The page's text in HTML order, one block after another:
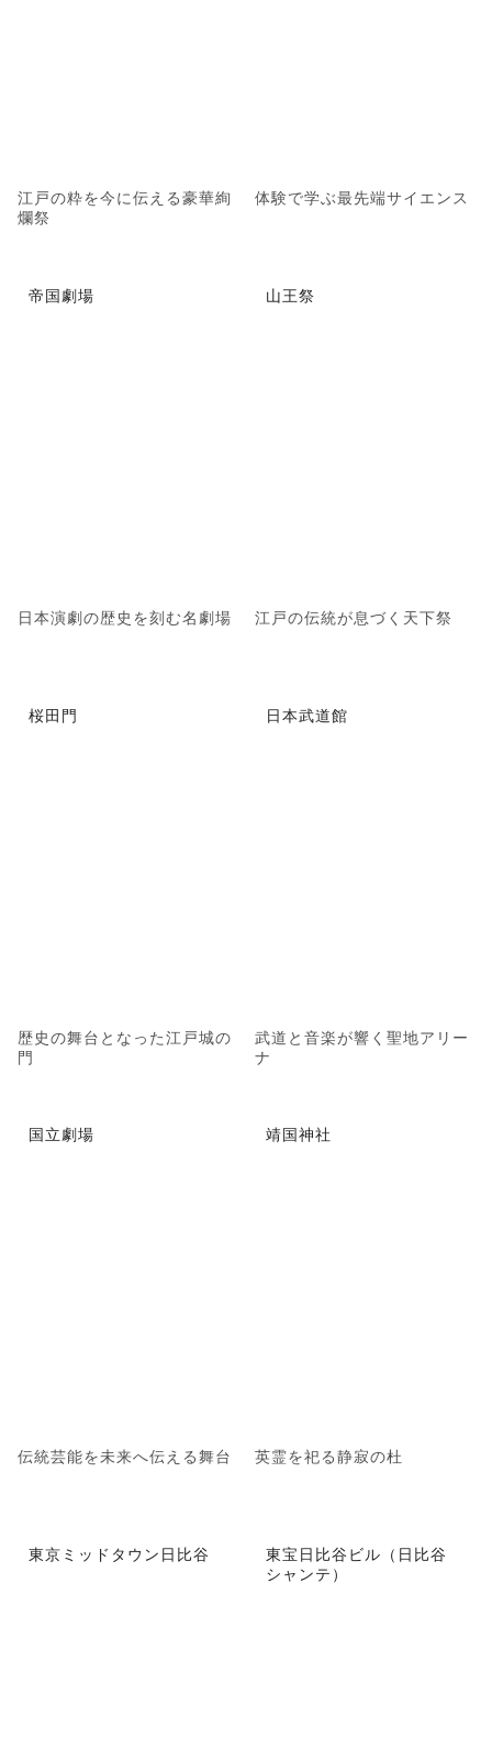
江戸の粋を今に伝える豪華絢
爛祭
体験で学ぶ最先端サイエンス
帝国劇場
日本演劇の歴史を刻む名劇場
山王祭
江戸の伝統が息づく天下祭
桜田門
歴史の舞台となった江戸城の
門
日本武道館
武道と音楽が響く聖地アリー
ナ
国立劇場
伝統芸能を未来へ伝える舞台
靖国神社
英霊を祀る静寂の杜
東京ミッドタウン日比谷
東宝日比谷ビル（日比谷
シャンテ）